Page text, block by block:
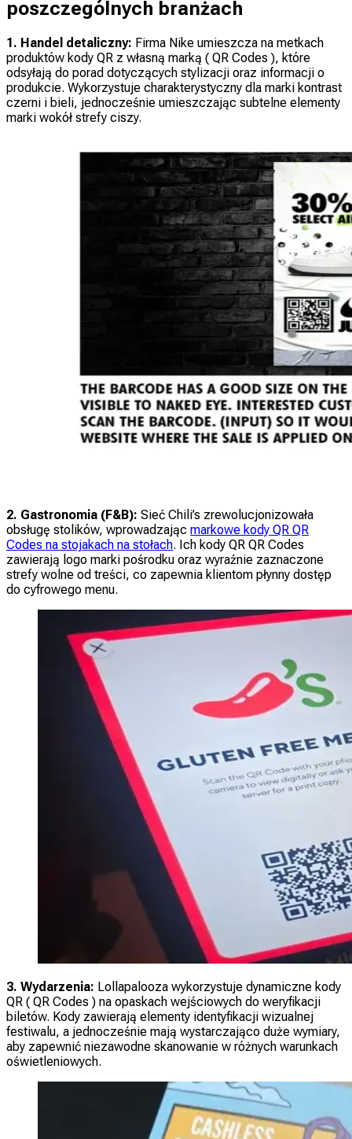
poszczególnych branżach
1. Handel detaliczny: Firma Nike umieszcza na metkach
produktów kody QR z własną marką ( QR Codes ), które
odsyłają do porad dotyczących stylizacji oraz informacji o
produkcie. Wykorzystuje charakterystyczny dla marki kontrast
czerni i bieli, jednocześnie umieszczając subtelne elementy
marki wokół strefy ciszy.
2. Gastronomia (F&B): Sieć Chili’s zrewolucjonizowała
obsługę stolików, wprowadzając markowe kody QR QR
Codes na stojakach na stołach. Ich kody QR QR Codes
zawierają logo marki pośrodku oraz wyraźnie zaznaczone
strefy wolne od treści, co zapewnia klientom płynny dostęp
do cyfrowego menu.
3. Wydarzenia: Lollapalooza wykorzystuje dynamiczne kody
QR ( QR Codes ) na opaskach wejściowych do weryfikacji
biletów. Kody zawierają elementy identyfikacji wizualnej
festiwalu, a jednocześnie mają wystarczająco duże wymiary,
aby zapewnić niezawodne skanowanie w różnych warunkach
oświetleniowych.